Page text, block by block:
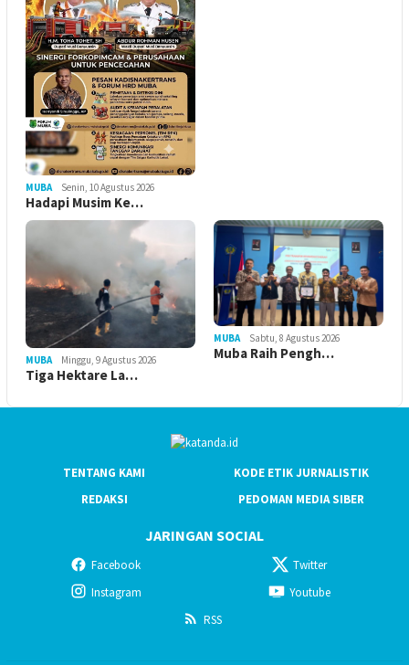
MUBA Senin, 10 Agustus 2026
Hadapi Musim Ke…
MUBA Minggu, 9 Agustus 2026
Tiga Hektare La…
MUBA Sabtu, 8 Agustus 2026
Muba Raih Pengh…
TENTANG KAMI
KODE ETIK JURNALISTIK
REDAKSI
PEDOMAN MEDIA SIBER
JARINGAN SOCIAL
Facebook
Twitter
Instagram
Youtube
RSS